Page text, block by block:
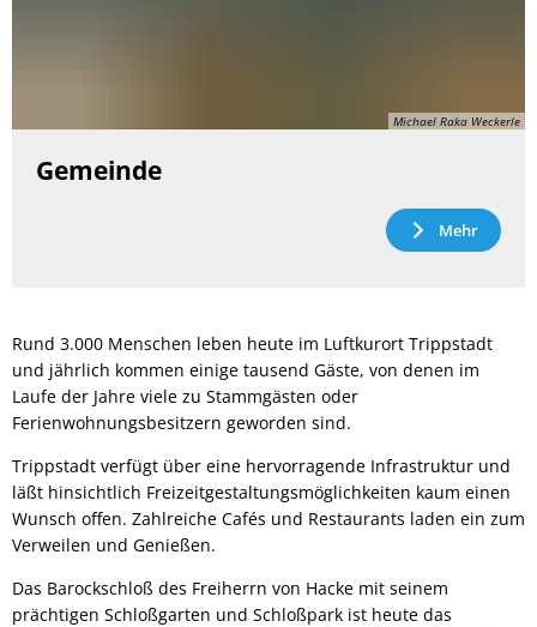
Michael Raka Weckerle
Gemeinde
Mehr
Rund 3.000 Menschen leben heute im Luftkurort Trippstadt
und jährlich kommen einige tausend Gäste, von denen im
Laufe der Jahre viele zu Stammgästen oder
Ferienwohnungsbesitzern geworden sind.
Trippstadt verfügt über eine hervorragende Infrastruktur und
läßt hinsichtlich Freizeitgestaltungsmöglichkeiten kaum einen
Wunsch offen. Zahlreiche Cafés und Restaurants laden ein zum
Verweilen und Genießen.
Das Barockschloß des Freiherrn von Hacke mit seinem
prächtigen Schloßgarten und Schloßpark ist heute das